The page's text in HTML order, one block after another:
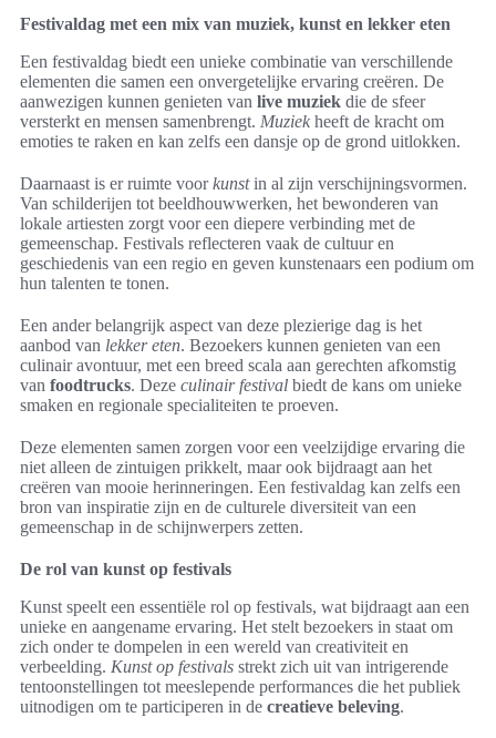
Festivaldag met een mix van muziek, kunst en lekker eten
Een festivaldag biedt een unieke combinatie van verschillende
elementen die samen een onvergetelijke ervaring creëren. De
aanwezigen kunnen genieten van live muziek die de sfeer
versterkt en mensen samenbrengt. Muziek heeft de kracht om
emoties te raken en kan zelfs een dansje op de grond uitlokken.
Daarnaast is er ruimte voorkunstin al zijn verschijningsvormen.
Van schilderijen tot beeldhouwwerken, het bewonderen van
lokale artiesten zorgt voor een diepere verbinding met de
gemeenschap. Festivals reflecteren vaak de cultuur en
geschiedenis van een regio en geven kunstenaars een podium om
hun talenten te tonen.
Een ander belangrijk aspect van deze plezierige dag is het
aanbod van lekker eten. Bezoekers kunnen genieten van een
culinair avontuur, met een breed scala aan gerechten afkomstig
van foodtrucks. Deze culinair festival biedt de kans om unieke
smaken en regionale specialiteiten te proeven.
Deze elementen samen zorgen voor een veelzijdige ervaring die
niet alleen de zintuigen prikkelt, maar ook bijdraagt aan het
creëren van mooie herinneringen. Een festivaldag kan zelfs een
bron van inspiratie zijn en de culturele diversiteit van een
gemeenschap in de schijnwerpers zetten.
De rol van kunst op festivals
Kunst speelt een essentiële rol op festivals, wat bijdraagt aan een
unieke en aangename ervaring. Het stelt bezoekers in staat om
zich onder te dompelen in een wereld van creativiteit en
verbeelding. Kunst op festivals strekt zich uit van intrigerende
tentoonstellingen tot meeslepende performances die het publiek
uitnodigen om te participeren in de creatieve beleving.